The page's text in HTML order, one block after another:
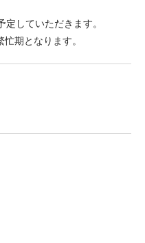
していただきます。
期となります。